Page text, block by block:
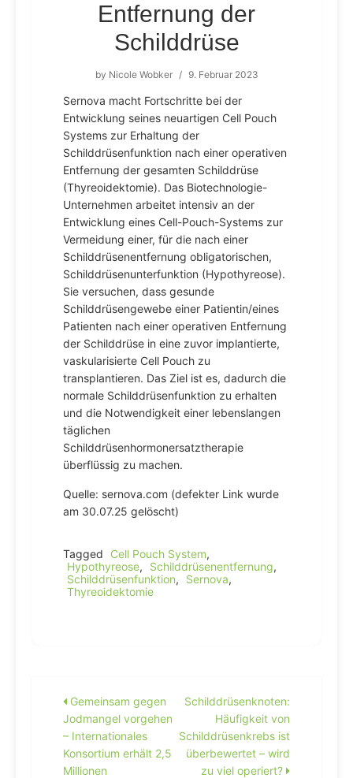
Entfernung der
Schilddrüse
by Nicole Wobker / 9. Februar 2023
Sernova macht Fortschritte bei der
Entwicklung seines neuartigen Cell Pouch
Systems zur Erhaltung der
Schilddrüsenfunktion nach einer operativen
Entfernung der gesamten Schilddrüse
(Thyreoidektomie). Das Biotechnologie-
Unternehmen arbeitet intensiv an der
Entwicklung eines Cell-Pouch-Systems zur
Vermeidung einer, für die nach einer
Schilddrüsenentfernung obligatorischen,
Schilddrüsenunterfunktion (Hypothyreose).
Sie versuchen, dass gesunde
Schilddrüsengewebe einer Patientin/eines
Patienten nach einer operativen Entfernung
der Schilddrüse in eine zuvor implantierte,
vaskularisierte Cell Pouch zu
transplantieren. Das Ziel ist es, dadurch die
normale Schilddrüsenfunktion zu erhalten
und die Notwendigkeit einer lebenslangen
täglichen
Schilddrüsenhormonersatztherapie
überflüssig zu machen.
Quelle: sernova.com (defekter Link wurde
am 30.07.25 gelöscht)
Tagged Cell Pouch System,
Hypothyreose, Schilddrüsenentfernung,
Schilddrüsenfunktion, Sernova,
Thyreoidektomie
Beitragsnavigation
Gemeinsam gegen
Jodmangel vorgehen
– Internationales
Konsortium erhält 2,5
Millionen
Schilddrüsenknoten:
Häufigkeit von
Schilddrüsenkrebs ist
überbewertet – wird
zu viel operiert?